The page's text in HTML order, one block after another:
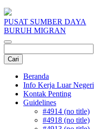
PUSAT SUMBER DAYA
BURUH MIGRAN
Beranda
Info Kerja Luar Negeri
Kontak Penting
Guidelines
#4914 (no title)
#4918 (no title)